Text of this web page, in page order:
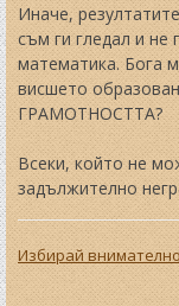
Иначе,
съм ги гледал и не
математика. Бога
висшето
ГРАМОТНОСТТА?
Всеки, който не
задължително
Избирай